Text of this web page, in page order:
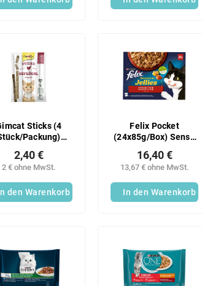
Sticks (4
Packung)
2 € ohne MwSt.
2,40 €
den Warenkorb
Felix Pocket
(24x85g/Box) Sensa
13,67 € ohne MwSt.
16,40 €
In den Warenkorb